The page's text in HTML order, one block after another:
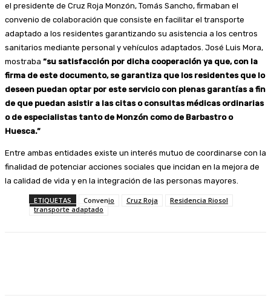
el presidente de Cruz Roja Monzón, Tomás Sancho, firmaban el
convenio de colaboración que consiste en facilitar el transporte
adaptado a los residentes garantizando su asistencia a los centros
sanitarios mediante personal y vehículos adaptados. José Luis Mora,
mostraba “su satisfacción por dicha cooperación ya que, con la
firma de este documento, se garantiza que los residentes que lo
deseen puedan optar por este servicio con plenas garantías a fin
de que puedan asistir a las citas o consultas médicas ordinarias
o de especialistas tanto de Monzón como de Barbastro o
Huesca.”
Entre ambas entidades existe un interés mutuo de coordinarse con la
finalidad de potenciar acciones sociales que incidan en la mejora de
la calidad de vida y en la integración de las personas mayores.
ETIQUETAS Convenio Cruz Roja
Residencia Riosol
transporte adaptado